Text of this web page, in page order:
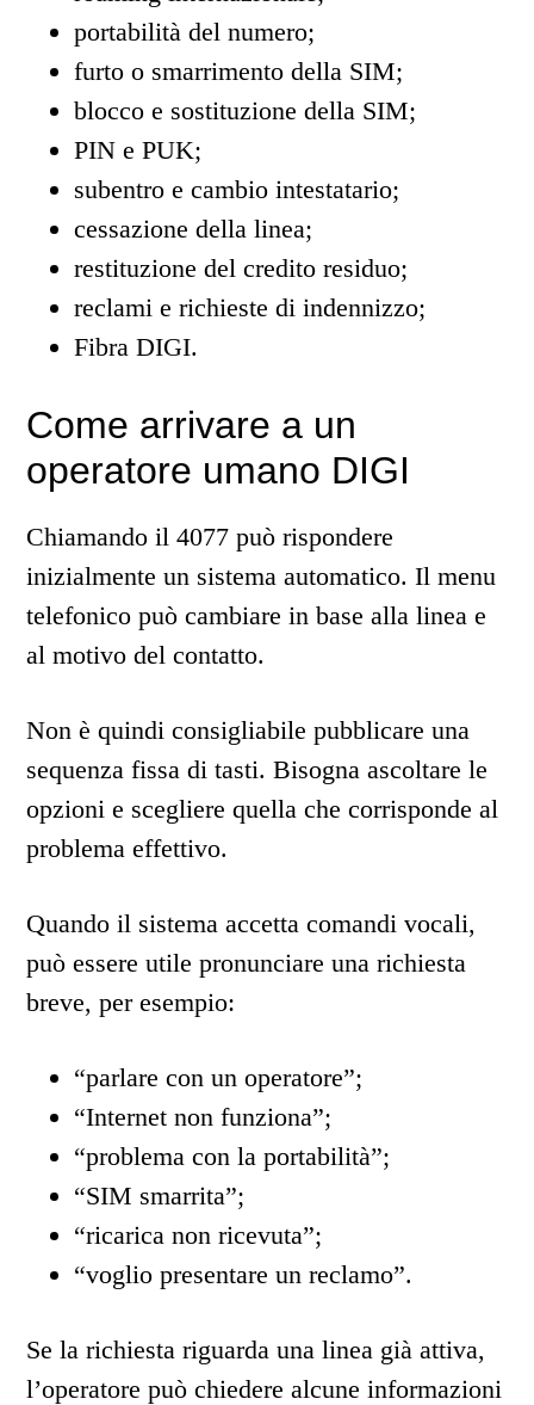
portabilità del numero;
furto o smarrimento della SIM;
blocco e sostituzione della SIM;
PIN e PUK;
subentro e cambio intestatario;
cessazione della linea;
restituzione del credito residuo;
reclami e richieste di indennizzo;
Fibra DIGI.
Come arrivare a un
operatore umano DIGI
Chiamando il 4077 può rispondere
inizialmente un sistema automatico. Il menu
telefonico può cambiare in base alla linea e
al motivo del contatto.
Non è quindi consigliabile pubblicare una
sequenza fissa di tasti. Bisogna ascoltare le
opzioni e scegliere quella che corrisponde al
problema effettivo.
Quando il sistema accetta comandi vocali,
può essere utile pronunciare una richiesta
breve, per esempio:
“parlare con un operatore”;
“Internet non funziona”;
“problema con la portabilità”;
“SIM smarrita”;
“ricarica non ricevuta”;
“voglio presentare un reclamo”.
Se la richiesta riguarda una linea già attiva,
l’operatore può chiedere alcune informazioni